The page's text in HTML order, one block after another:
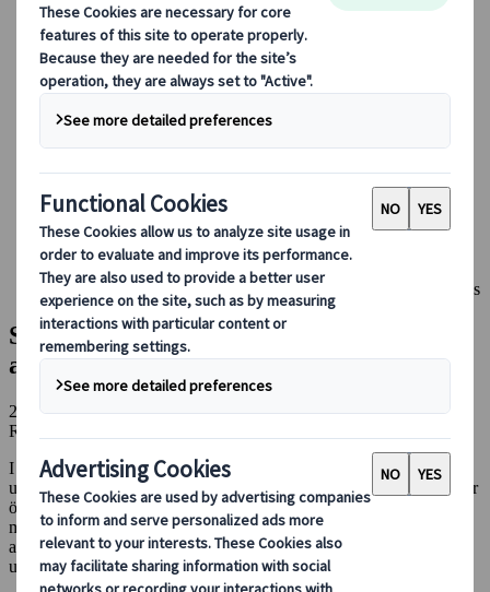
Kulinariska äventyr
Utforska Japan med tåg
Vanliga frågor och svar
Viktig information
Etikett i Japan
Körning i Japan
Boka med oss
Japan Rail Pass
Boende
Reserådgivning online
Japanspecialist
Blog
Säsongsbaserade resetips
Sommar i Japan - reseguide: festivaler, aktiviteter, mat och tips
Sommar i Japan - reseguide: festivaler,
aktiviteter, mat och tips
28 dec 2024
Redaktörens val
I Japan har varje årstid sin skönhet, och sommaren är inget
undantag. När vårens skira blomning sakta bleknar och grönskan tar
över, hittar du en energigivande blandning av tradition och
modernitet. Gör dig redo för festivaler, utomhusäventyr och en
atmosfär full av liv. Kom och utforska sommarens magi i Japan och
upplev den varma gästfriheten.